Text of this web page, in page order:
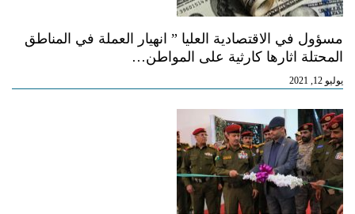
مسؤول في الاقتصادية العليا ” انهيار العملة في المناطق
المحتلة اثارها كارثية على المواطن…
يوليو 12, 2021